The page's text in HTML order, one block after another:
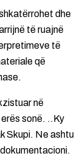
dhe
të ruajnë
të
që
në
sonë. ..Ky
Skupi. Ne ashtu